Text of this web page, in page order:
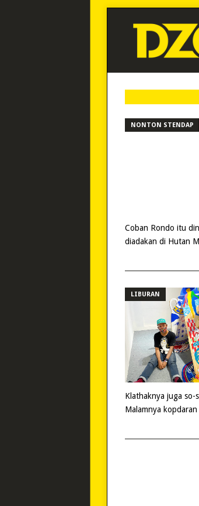
NONTON STENDAP
Coban Rondo itu
diadakan di Hutan
LIBURAN
Klathaknya juga
Malamnya